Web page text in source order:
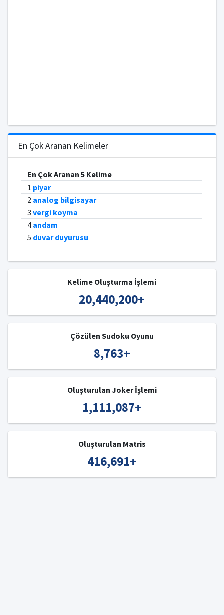
En Çok Aranan Kelimeler
En Çok Aranan 5 Kelime
1 piyar
2 analog bilgisayar
3 vergi koyma
4 andam
5 duvar duyurusu
Kelime Oluşturma İşlemi
20,440,200+
Çözülen Sudoku Oyunu
8,763+
Oluşturulan Joker İşlemi
1,111,087+
Oluşturulan Matris
416,691+